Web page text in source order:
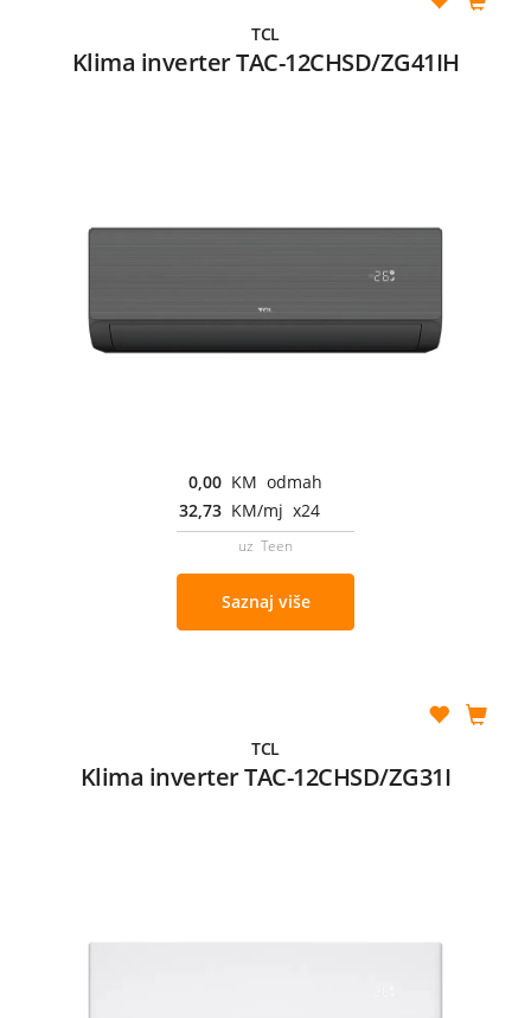
TCL
Klima inverter TAC-12CHSD/ZG41IH
0,00 KM odmah
32,73 KM/mj x24
uz Teen
Saznaj više
TCL
Klima inverter TAC-12CHSD/ZG31I